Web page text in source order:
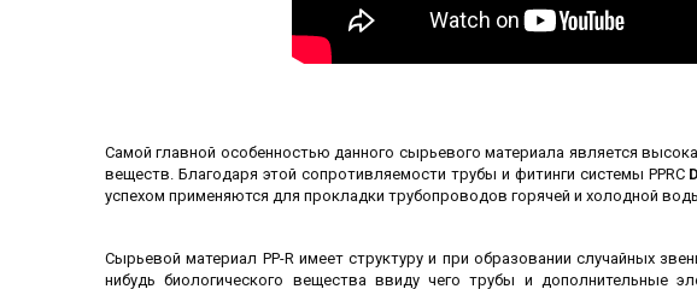
Самой главной особенностью данного сырьевого материала является
веществ. Благодаря этой сопротивляемости трубы и фитинги системы PPRC
успехом применяются для прокладки трубопроводов горячей и холодной
Сырьевой материал PP-R имеет структуру и при образовании случайных
нибудь биологического вещества ввиду чего трубы и дополнительные